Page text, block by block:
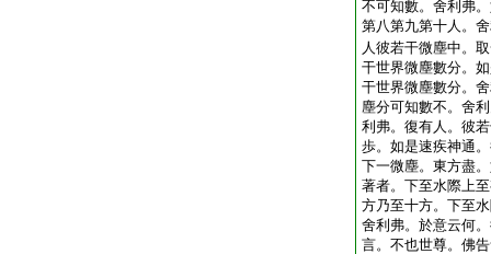
不可知數。舍利弗
第八第九第十人。
人彼若干微塵中。
干世界微塵數分。
干世界微塵數分。
塵分可知數不。舍
利弗。復有人。彼
歩。如是速疾神通
下一微塵。東方盡
著者。下至水際上
方乃至十方。下至
舍利弗。於意云何
言。不也世尊。佛